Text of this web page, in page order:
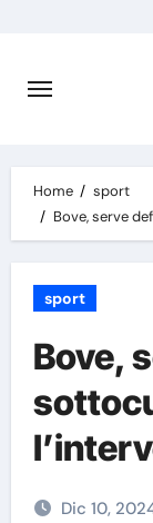
content
Home
sport
Bove, serve
sport
Bove,
Dic 10,